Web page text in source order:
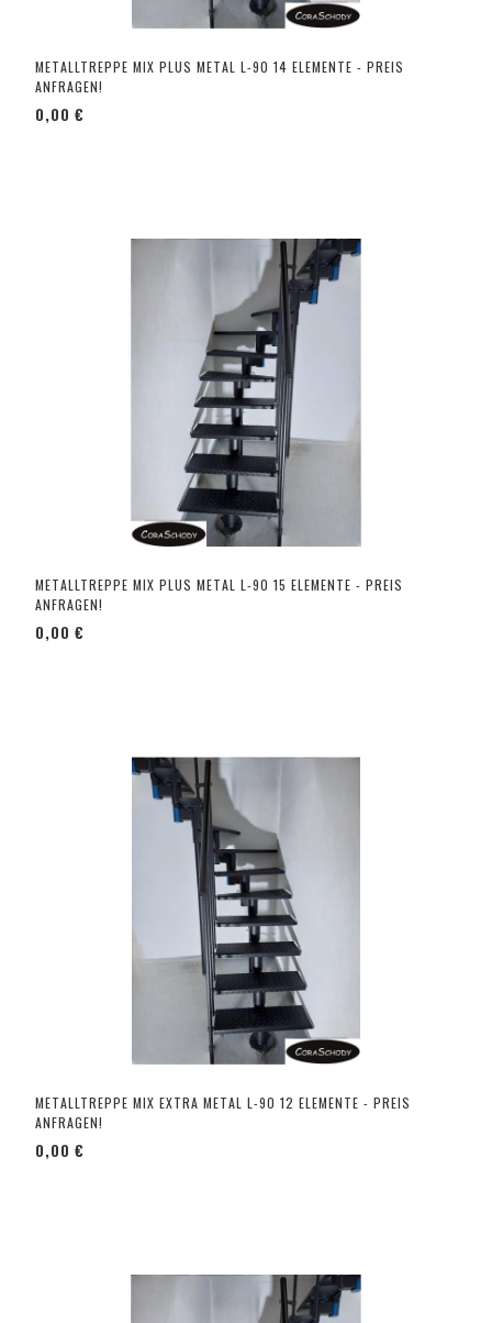
METALLTREPPE MIX PLUS METAL L-90 14 ELEMENTE - PREIS
ANFRAGEN!
0,00 €
METALLTREPPE MIX PLUS METAL L-90 15 ELEMENTE - PREIS
ANFRAGEN!
0,00 €
METALLTREPPE MIX EXTRA METAL L-90 12 ELEMENTE - PREIS
ANFRAGEN!
0,00 €